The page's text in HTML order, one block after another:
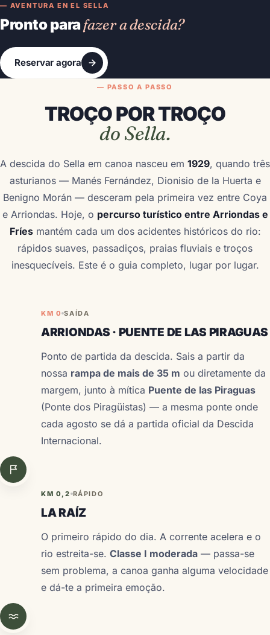
— AVENTURA EN EL SELLA
Pronto parafazer a descida?
Reservar agora
— PASSO A PASSO
TROÇO POR TROÇO
do Sella.
A descida do Sella em canoa nasceu em 1929, quando três
asturianos — Manés Fernández, Dionisio de la Huerta e
Benigno Morán — desceram pela primeira vez entre Coya
e Arriondas. Hoje, o percurso turístico entre Arriondas e
Fríesmantém cada um dos acidentes históricos do rio:
rápidos suaves, passadiços, praias fluviais e troços
inesquecíveis. Este é o guia completo, lugar por lugar.
KM 0 SAÍDA
ARRIONDAS · PUENTE DE LAS PIRAGUAS
Ponto de partida da descida. Sais a partir da
nossa rampa de mais de 35 m ou diretamente da
margem, junto à mítica Puente de las Piraguas
(Ponte dos Piragüistas) — a mesma ponte onde
cada agosto se dá a partida oficial da Descida
Internacional.
KM 0,2 RÁPIDO
LA RAÍZ
O primeiro rápido do dia. A corrente acelera e o
rio estreita-se. Classe I moderada — passa-se
sem problema, a canoa ganha alguma velocidade
e dá-te a primeira emoção.